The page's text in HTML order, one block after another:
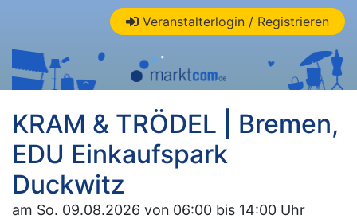
Veranstalterlogin / Registrieren
KRAM & TRÖDEL | Bremen,
EDU Einkaufspark
Duckwitz
am So. 09.08.2026 von 06:00 bis 14:00 Uhr